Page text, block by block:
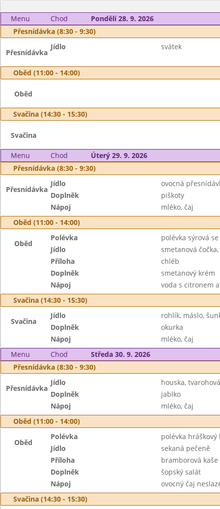
Menu Chod
Pondělí 28. 9. 2026
Přesnídávka (8:30 - 9:30)
Přesnídávka
Jídlo svátek
Oběd (11:00 - 14:00)
Oběd
Svačina (14:30 - 15:30)
Svačina
Menu Chod
Úterý 29. 9. 2026
Přesnídávka (8:30 - 9:30)
Přesnídávka
Jídlo
ovocná
Doplněk
piškoty
Nápoj
mléko, čaj
Oběd (11:00 - 14:00)
Oběd
Polévka
polévka sýrová
Jídlo
smetanová
Příloha
chléb
Doplněk
smetanový krém
Nápoj
voda s citronem
Svačina (14:30 - 15:30)
Svačina
Jídlo
rohlík, máslo,
Doplněk
okurka
Nápoj
mléko, čaj
Menu
Chod
Středa 30. 9. 2026
Přesnídávka (8:30 - 9:30)
Přesnídávka
Jídlo
houska,
Doplněk
jablko
Nápoj
mléko, čaj
Oběd (11:00 - 14:00)
Oběd
Polévka
polévka
Jídlo
sekaná pečeně
Příloha
bramborová kaše
Doplněk
šopský salát
Nápoj
ovocný čaj
Svačina (14:30 - 15:30)